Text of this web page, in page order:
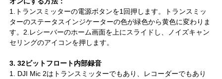
1.トランスミッターの電源ボタンを1回押します。トランスミッ
ターのステータスインジケーターの色が緑色から黄色に変わりま
す。2.レシーバーのホーム画面を上にスライドし、ノイズキャン
セリングのアイコンを押します。
3. 32ビットフロート内部録音
1. DJI Mic 2はトランスミッターでもあり、レコーダーでもあり